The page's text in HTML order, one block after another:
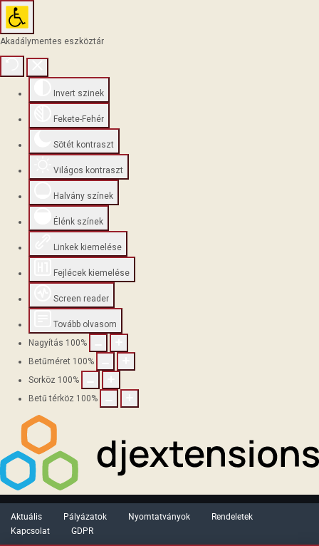
Akadálymentes eszköztár
Invert szinek
Fekete-Fehér
Sötét kontraszt
Világos kontraszt
Halvány színek
Élénk színek
Linkek kiemelése
Fejlécek kiemelése
Screen reader
Tovább olvasom
Nagyítás 100%
Betűméret 100%
Sorköz 100%
Betű térköz 100%
Aktuális Pályázatok Nyomtatványok
Rendeletek
Kapcsolat
GDPR